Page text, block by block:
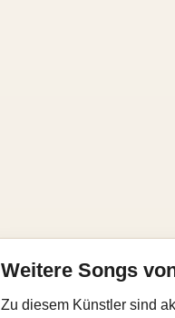
Weitere Songs
Zu diesem Künstler sind